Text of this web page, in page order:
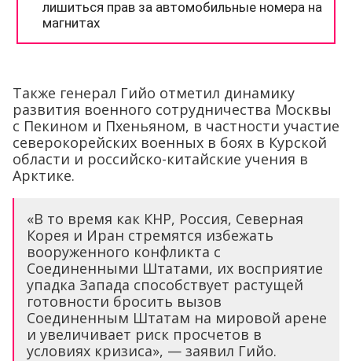
Также генерал Гийо отметил динамику
развития военного сотрудничества Москвы
с Пекином и Пхеньяном, в частности участие
северокорейских военных в боях в Курской
области и российско-китайские учения в
Арктике.
«В то время как КНР, Россия, Северная
Корея и Иран стремятся избежать
вооруженного конфликта с
Соединенными Штатами, их восприятие
упадка Запада способствует растущей
готовности бросить вызов
Соединенным Штатам на мировой арене
и увеличивает риск просчетов в
условиях кризиса», — заявил Гийо.